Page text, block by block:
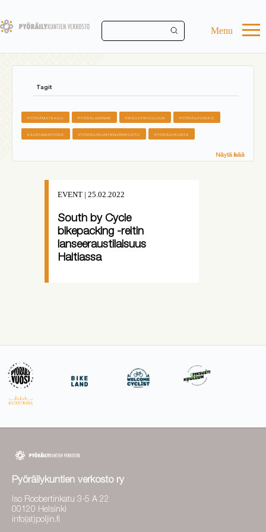
main
Menu
Tagit
PYÖRÄMATKAILU PYÖRÄLIIKENNE FIKSUSTIKOULUUN PYÖRÄILYVIIKKO
KAUPUNKIPYÖRÄ PYÖRÄILYKUNTIENVERKOSTO PYÖRÄILYKUNTA
Näytä lisää
EVENT | 25.02.2022
South by Cycle
bikepacking -reitin
lanseeraustilaisuus
Haltiassa
Pyöräilykuntien verkosto ry
Iso Roobertinkatu 3-5 A 22
00120 Helsinki
info(at)poljin.fi